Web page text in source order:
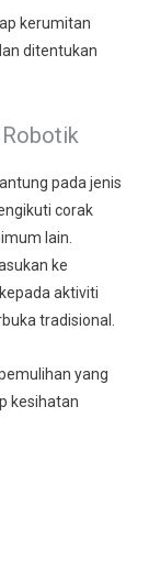
kerumitan
ditentukan
Robotik
pada jenis
corak
lain.
ke
aktiviti
tradisional.
yang
kesihatan